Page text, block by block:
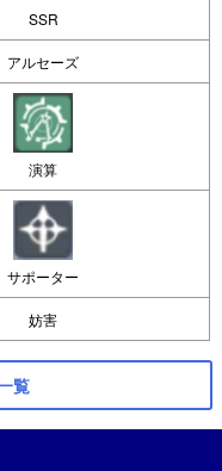
SSR
アルセーズ
演算
サポーター
妨害
覧